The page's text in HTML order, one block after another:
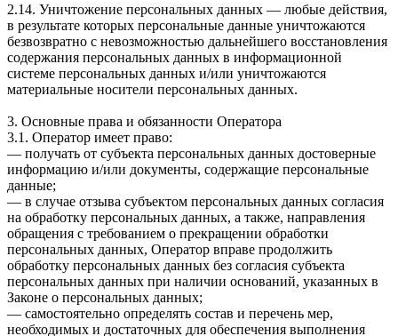
2.14. Уничтожение персональных данных — любые действия,
в результате которых персональные данные уничтожаются
безвозвратно с невозможностью дальнейшего восстановления
содержания персональных данных в информационной
системе персональных данных и/или уничтожаются
материальные носители персональных данных.
3. Основные права и обязанности Оператора
3.1. Оператор имеет право:
— получать от субъекта персональных данных достоверные
информацию и/или документы, содержащие персональные
данные;
— в случае отзыва субъектом персональных данных согласия
на обработку персональных данных, а также, направления
обращения с требованием о прекращении обработки
персональных данных, Оператор вправе продолжить
обработку персональных данных без согласия субъекта
персональных данных при наличии оснований, указанных в
Законе о персональных данных;
— самостоятельно определять состав и перечень мер,
необходимых и достаточных для обеспечения выполнения